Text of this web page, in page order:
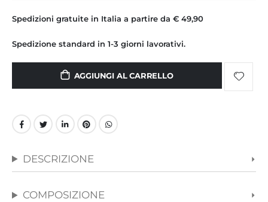
Spedizioni gratuite in Italia a partire da € 49,90
Spedizione standard in 1-3 giorni lavorativi.
AGGIUNGI AL CARRELLO
DESCRIZIONE
COMPOSIZIONE